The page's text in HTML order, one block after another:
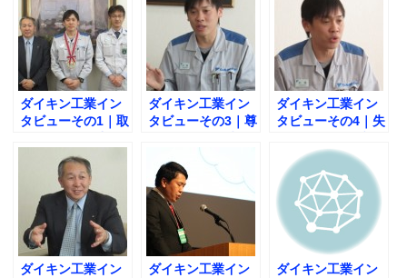
ダイキン工業イン
タビューその1｜取
なった座右の銘。
ダイキン工業イン
タビューその3｜尊
をかけるリーダー
に。
ダイキン工業イン
タビューその4｜失
捉える方法とは？
ダイキン工業イン
ダイキン工業イン
ダイキン工業イン